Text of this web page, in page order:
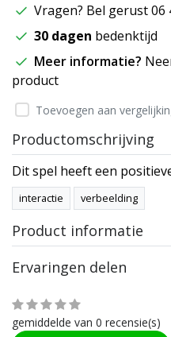
Vragen? Bel gerust 06
30 dagen bedenktijd
Meer informatie?
product
Toevoegen aan
Productomschrijving
Dit spel heeft een
interactie verbeelding
Product informatie
Ervaringen delen
gemiddelde van 0 recensie(s)